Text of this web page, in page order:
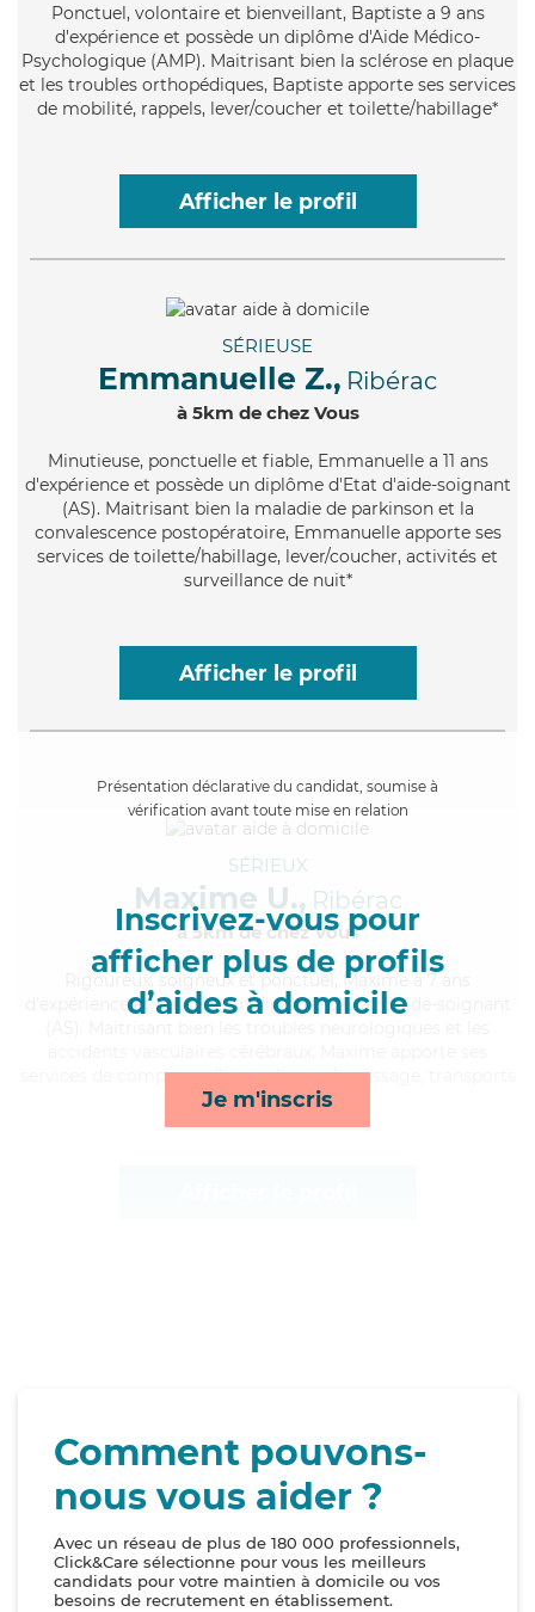
Ponctuel, volontaire et bienveillant, Baptiste a 9 ans
d'expérience et possède un diplôme d'Aide Médico-
Psychologique (AMP). Maitrisant bien la sclérose en plaque
et les troubles orthopédiques, Baptiste apporte ses services
de mobilité, rappels, lever/coucher et toilette/habillage*
Afficher le profil
SÉRIEUSE
Emmanuelle Z., Ribérac
à 5km de chez Vous
Minutieuse, ponctuelle et fiable, Emmanuelle a 11 ans
d'expérience et possède un diplôme d'Etat d'aide-soignant
(AS). Maitrisant bien la maladie de parkinson et la
convalescence postopératoire, Emmanuelle apporte ses
services de toilette/habillage, lever/coucher, activités et
surveillance de nuit*
Afficher le profil
Présentation déclarative du candidat, soumise à
vérification avant toute mise en relation
Inscrivez-vous pour
afficher plus de profils
d’aides à domicile
Je m'inscris
SÉRIEUX
Maxime U., Ribérac
à 5km de chez Vous
, soigneux et ponctuel, Maxime a 7 ans
d'expérience et possède un diplôme d'Etat d'aide-soignant
services de compagnie/loisirs, lessive/repassage, transports
et repas*
Comment pouvons-
nous vous aider ?
Avec un réseau de plus de 180 000 professionnels,
Click&Care sélectionne pour vous les meilleurs
candidats pour votre maintien à domicile ou vos
besoins de recrutement en établissement.